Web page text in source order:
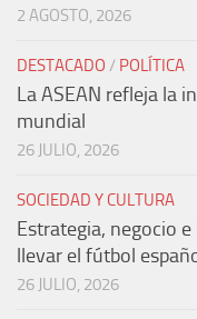
2 AGOSTO, 2026
DESTACADO / POLÍTICA
La ASEAN refleja la
mundial
26 JULIO, 2026
SOCIEDAD Y CULTURA
Estrategia, negocio
llevar el fútbol
26 JULIO, 2026